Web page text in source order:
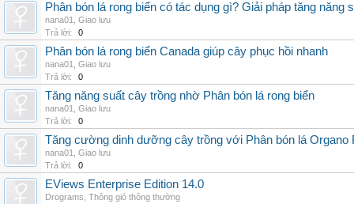
Phân bón lá rong biển có tác dụng gì? Giải pháp tăng năng
nana01
Giao lưu
Trả lời:
0
Phân bón lá rong biển Canada giúp cây phục hồi nhanh
nana01
Giao lưu
Trả lời:
0
Tăng năng suất cây trồng nhờ Phân bón lá rong biển
nana01
Giao lưu
Trả lời:
0
Tăng cường dinh dưỡng cây trồng với Phân bón lá Organo
nana01
Giao lưu
Trả lời:
0
EViews Enterprise Edition 14.0
Drograms Thông gió thông thường